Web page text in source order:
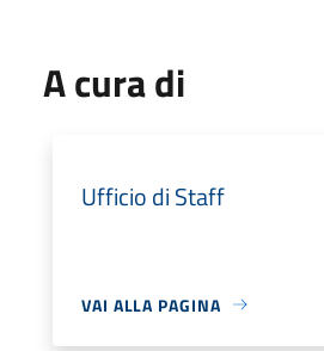
A cura di
Ufficio di Staff
VAI ALLA PAGINA